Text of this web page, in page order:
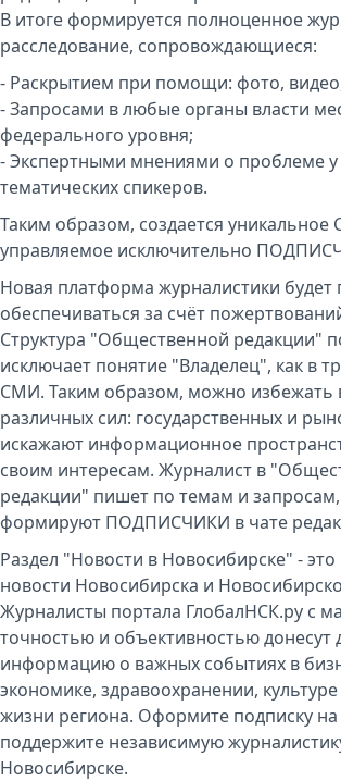
В итоге формируется полноценное
расследование, сопровождающиеся:
- Раскрытием при помощи: фото,
- Запросами в любые органы власти
федерального уровня;
- Экспертными мнениями о проблеме у
тематических спикеров.
Таким образом, создается уникальное
управляемое исключительно
Новая платформа журналистики будет
обеспечиваться за счёт
Структура "Общественной редакции"
исключает понятие "Владелец", как в
СМИ. Таким образом, можно избежать
различных сил: государственных и
искажают информационное
своим интересам. Журналист в
редакции" пишет по темам и
формируют ПОДПИСЧИКИ в чате
Раздел "Новости в Новосибирске" -
новости Новосибирска и
Журналисты портала ГлобалНСК.ру с
точностью и объективностью донесут
информацию о важных событиях в
экономике, здравоохранении,
жизни региона. Оформите подписку на
поддержите независимую
Новосибирске.